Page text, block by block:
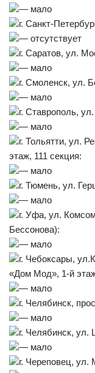
— мало
г. Санкт-
— отсутствует
г. Саратов, ул.
— мало
г. Смоленск, ул.
— мало
г. Ставрополь,
— мало
г. Тольятти, ул.
этаж, 111 секция:
— мало
г. Тюмень, ул.
— мало
г. Уфа, ул.
Бессонова):
— мало
г. Чебоксары,
«Дом Мод», 1-й
— мало
г. Челябинск,
— мало
г. Челябинск, ул.
— мало
г. Череповец, ул.